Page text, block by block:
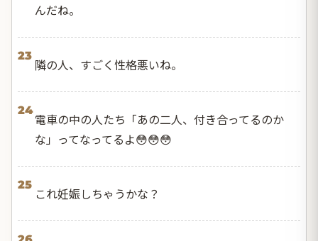
んだね。
23
隣の人、すごく性格悪いね。
24
電車の中の人たち「あの二人、付き合ってるのか
な」ってなってるよ😳😳😳
25
これ妊娠しちゃうかな？